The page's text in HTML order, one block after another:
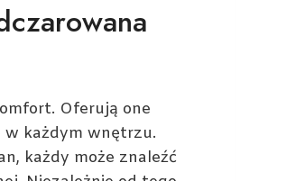
Oferują one
w każdym wnętrzu.
każdy może znaleźć